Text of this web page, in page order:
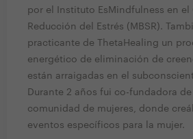
por el Instituto EsMindfulness en el
Reducción del Estrés (MBSR).
practicante de ThetaHealing un
energético de eliminación de
están arraigadas en el
Durante 2 años fui co-fundadora
comunidad de mujeres, donde
eventos específicos para la mujer.